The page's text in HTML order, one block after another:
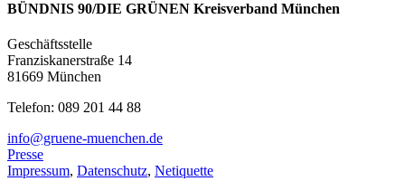
BÜNDNIS 90/DIE GRÜNEN Kreisverband München
Geschäftsstelle
Franziskanerstraße 14
81669 München
Telefon: 089 201 44 88
info@gruene-muenchen.de
Presse
Impressum, Datenschutz, Netiquette